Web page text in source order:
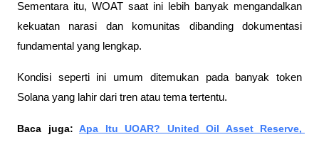
Sementara itu, WOAT saat ini lebih banyak mengandalkan
kekuatan narasi dan komunitas dibanding dokumentasi
fundamental yang lengkap.
Kondisi seperti ini umum ditemukan pada banyak token
Solana yang lahir dari tren atau tema tertentu.
Baca juga: Apa Itu UOAR? United Oil Asset Reserve,